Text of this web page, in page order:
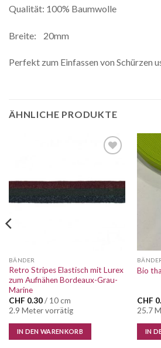
Qualität: 100% Baumwolle
Breite: 20mm
Perfekt zum Einfassen von Schürzen
ÄHNLICHE PRODUKTE
BÄNDER
Retro Stripes Elastisch mit Lurex
zum Aufnähen Bordeaux-Grau-
Marine
CHF 0.30/ 10 cm
2.9 Meter vorrätig
IN DEN WARENKORB
Bio
CHF
25.7
IN